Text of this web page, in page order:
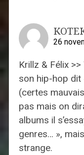
26
Krillz & Félix
son hip-hop dit
(certes
pas mais on
albums il
genres… »,
strange.